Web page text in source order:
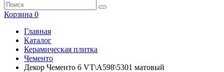
Корзина 0
Главная
Каталог
Керамическая плитка
Чементо
Декор Чементо 6 VT\A598\5301 матовый